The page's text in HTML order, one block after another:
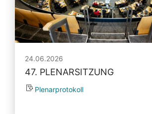
24.06.2026
47. PLENARSITZUNG
Plenarprotokoll